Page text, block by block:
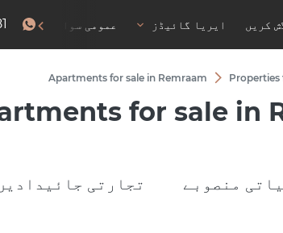
کریں ایریا گائیڈز عمومی سوالات
Properties
Apartments for sale in Remraam
for sale in
منصوبے تجارتی